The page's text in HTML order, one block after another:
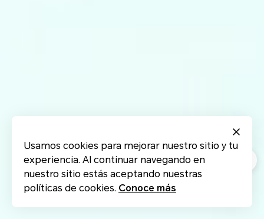
Usamos cookies para mejorar nuestro sitio y tu
experiencia. Al continuar navegando en
nuestro sitio estás aceptando nuestras
políticas de cookies. Conoce más